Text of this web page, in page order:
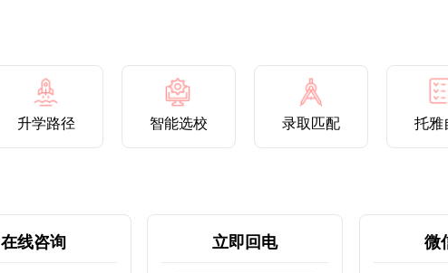
升学路径 智能选校 录取匹配 托雅
在线咨询 立即回电 微